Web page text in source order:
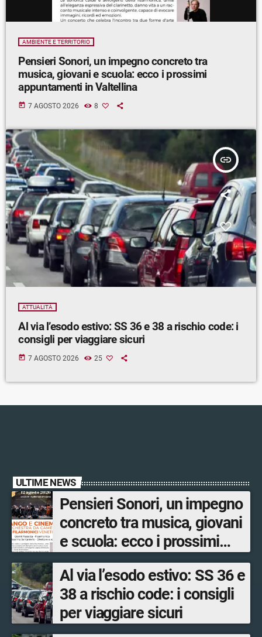
AMBIENTE E TERRITORIO
Pensieri Sonori, un impegno concreto tra
musica, giovani e scuola: ecco i prossimi
appuntamenti in Valtellina
today 7 AGOSTO 2026 8
insert_link
ATTUALITÀ
Al via l’esodo estivo: SS 36 e 38 a rischio code: i
consigli per viaggiare sicuri
today 7 AGOSTO 2026 25
ULTIME NEWS
Pensieri Sonori, un impegno
concreto tra musica, giovani
e scuola: ecco i prossimi
appuntamenti in Valtellina
Al via l’esodo estivo: SS 36 e
38 a rischio code: i consigli
per viaggiare sicuri